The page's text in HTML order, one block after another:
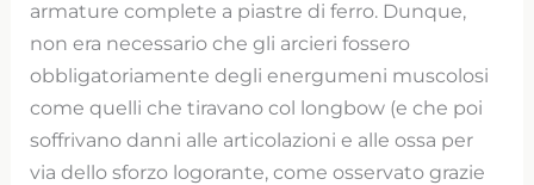
armature complete a piastre di ferro. Dunque,
non era necessario che gli arcieri fossero
obbligatoriamente degli energumeni muscolosi
come quelli che tiravano col longbow (e che poi
soffrivano danni alle articolazioni e alle ossa per
via dello sforzo logorante, come osservato grazie